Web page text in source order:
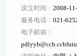
设立时间： 2008-
服务电话： 021-
电子邮箱：